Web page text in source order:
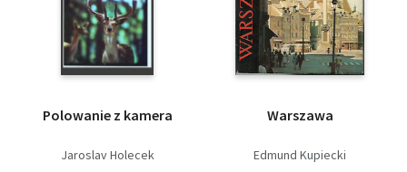
Polowanie z kamera
Jaroslav Holecek
Warszawa
Edmund Kupiecki